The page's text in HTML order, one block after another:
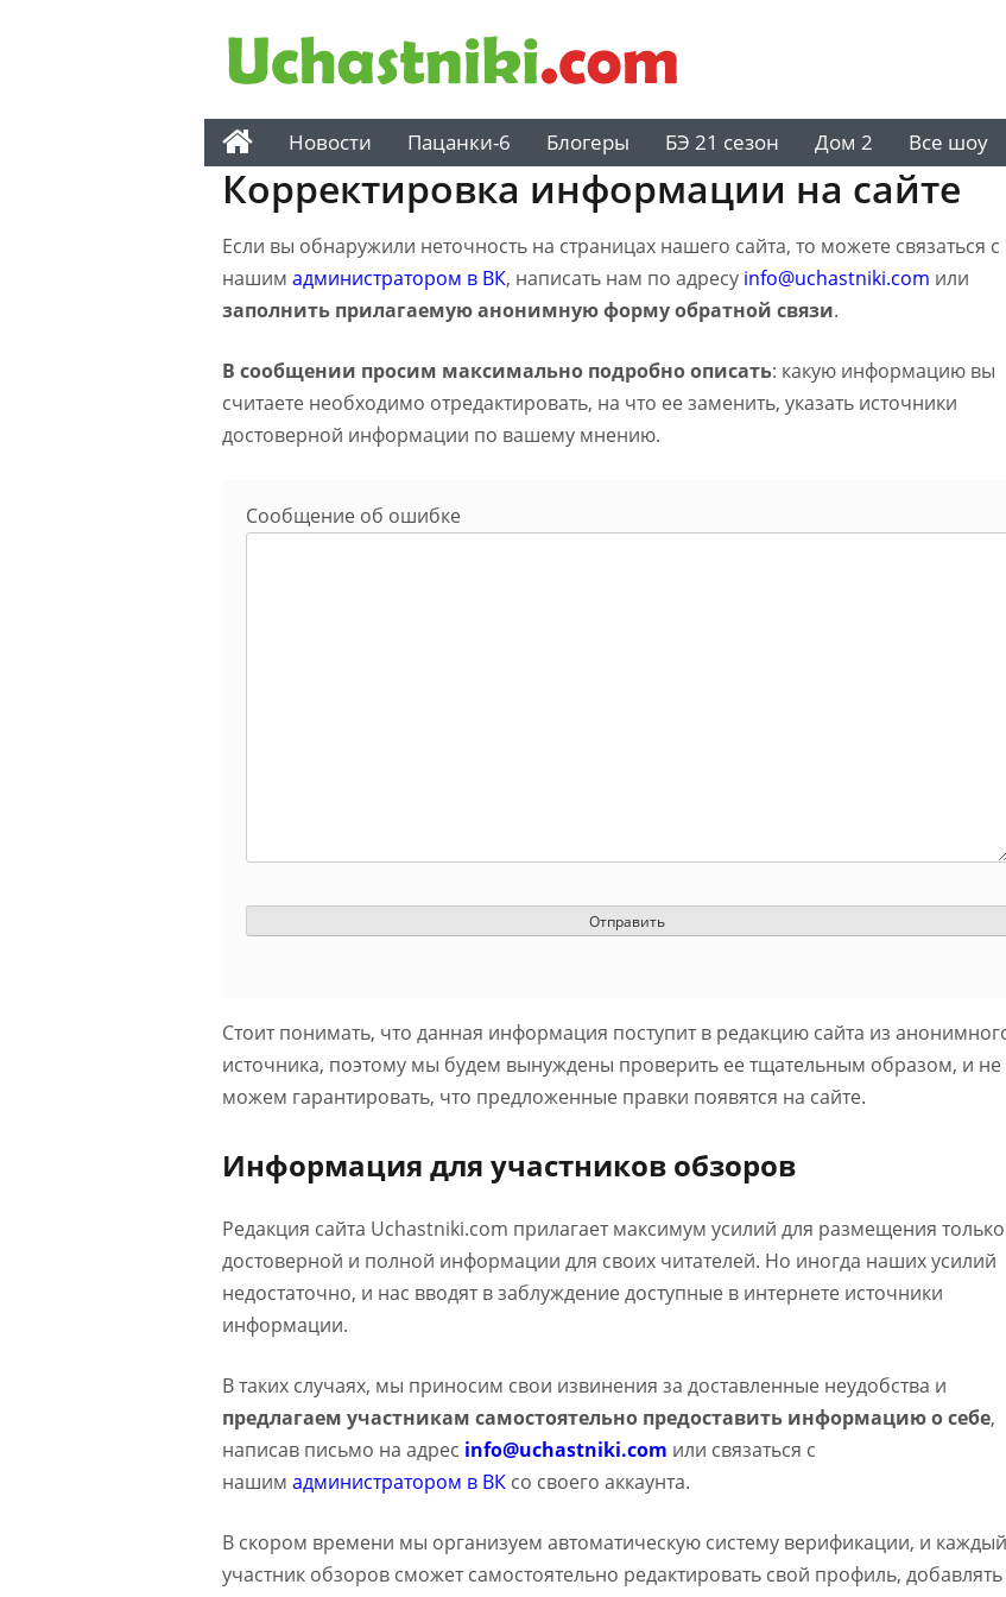
Новости Пацанки-6 Блогеры БЭ 21 сезон Дом 2 Все шоу
Корректировка информации на сайте
Если вы обнаружили неточность на страницах нашего сайта, то можете связаться с
нашим администратором в ВК, написать нам по адресу info@uchastniki.com или
заполнить прилагаемую анонимную форму обратной связи.
В сообщении просим максимально подробно описать: какую информацию вы
считаете необходимо отредактировать, на что ее заменить, указать источники
достоверной информации по вашему мнению.
Сообщение об ошибке
Стоит понимать, что данная информация поступит в редакцию сайта из
источника, поэтому мы будем вынуждены проверить ее тщательным образом, и не
можем гарантировать, что предложенные правки появятся на сайте.
Информация для участников обзоров
Редакция сайта Uchastniki.com прилагает максимум усилий для размещения только
достоверной и полной информации для своих читателей. Но иногда наших усилий
недостаточно, и нас вводят в заблуждение доступные в интернете источники
информации.
В таких случаях, мы приносим свои извинения за доставленные неудобства и
предлагаем участникам самостоятельно предоставить информацию о себе,
написав письмо на адрес info@uchastniki.com или связаться с
нашим администратором в ВК со своего аккаунта.
В скором времени мы организуем автоматическую систему верификации, и каждый
участник обзоров сможет самостоятельно редактировать свой профиль, добавлять